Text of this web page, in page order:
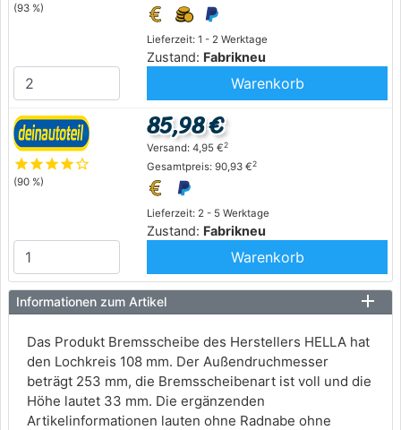
(93 %)
Lieferzeit: 1 - 2 Werktage
Zustand: Fabrikneu
Warenkorb
starstarstarstarstar_outline
(90 %)
Lieferzeit: 2 - 5 Werktage
Zustand: Fabrikneu
85,98 €
Versand: 4,95 €2
Gesamtpreis: 90,93 €2
Warenkorb
Informationen zum Artikel
Das Produkt Bremsscheibe des Herstellers HELLA hat
den Lochkreis 108 mm. Der Außendruchmesser
beträgt 253 mm, die Bremsscheibenart ist voll und die
Höhe lautet 33 mm. Die ergänzenden
Artikelinformationen lauten ohne Radnabe ohne